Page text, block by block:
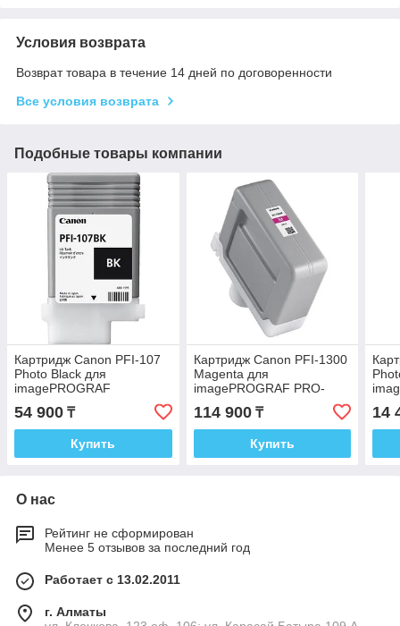
Условия возврата
Возврат товара в течение 14 дней по договоренности
Все условия возврата
Подобные товары компании
Картридж Canon PFI-107
Photo Black для
imagePROGRAF
iPF680/685/670/770/780/785
6705B001
54 900 ₸
Купить
Картридж Canon PFI-1300
Magenta для
imagePROGRAF PRO-
2100/4100/6100/4100S/6100S
0813C001
114 900₸
Купить
14
О нас
Рейтинг не сформирован
Менее 5 отзывов за последний год
Работает с 13.02.2011
г. Алматы